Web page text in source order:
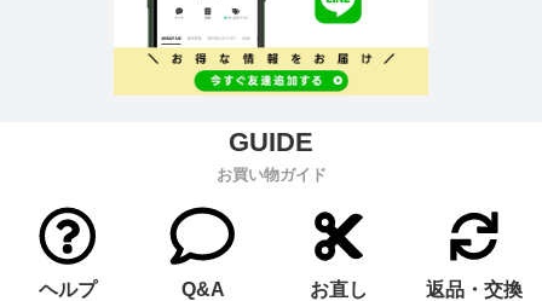
お買い物ガイド
ヘルプ Q&A お直し 返品・交換